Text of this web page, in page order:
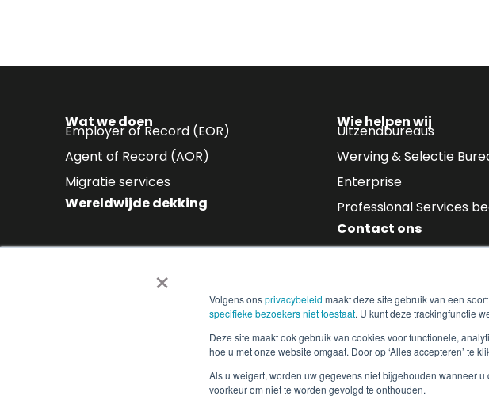
× Volgens onsprivacybeleid maakt deze site gebruik van een
specifieke bezoekers niet toestaat. U kunt deze trackingfunctie
Deze site maakt ook gebruik van cookies voor functionele,
hoe u met onze website omgaat. Door op ‘Alles accepteren’ te
Als u weigert, worden uw gegevens niet bijgehouden wanneer
voorkeur om niet te worden gevolgd te onthouden.
Wat we doen
Employer of Record (EOR)
Agent of Record (AOR)
Migratie services
Wereldwijde dekking
Wie helpen wij
Uitzendbureaus
Werving & Selectie
Enterprise
Professional Services
Contact ons
Abonneer je op onze nieuwsbrief
Ontvang de nieuwste inzichten in het
Copyright © 2025 People2.0 | Alle rechten voorbehouden